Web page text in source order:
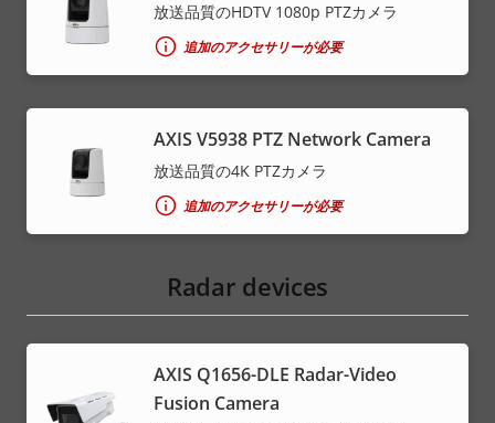
放送品質のHDTV 1080p PTZカメラ
追加のアクセサリーが必要
AXIS V5938 PTZ Network Camera
放送品質の4K PTZカメラ
追加のアクセサリーが必要
Radar devices
AXIS Q1656-DLE Radar-Video
Fusion Camera